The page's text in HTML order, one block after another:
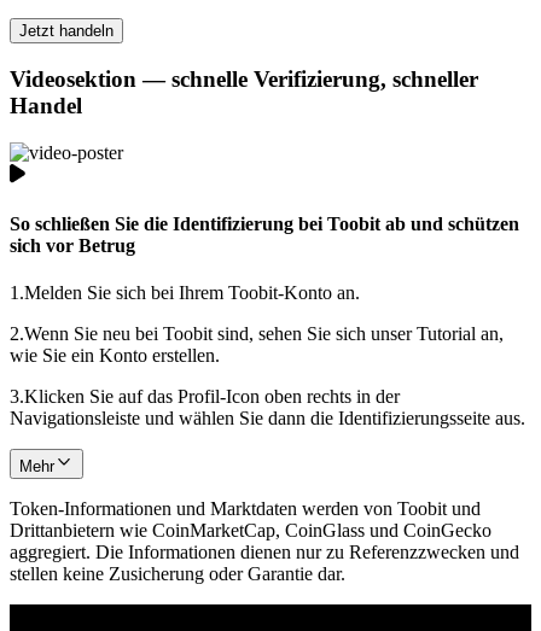
Jetzt handeln
Videosektion — schnelle Verifizierung, schneller
Handel
So schließen Sie die Identifizierung bei Toobit ab und schützen
sich vor Betrug
1.Melden Sie sich bei Ihrem Toobit-Konto an.
2.Wenn Sie neu bei Toobit sind, sehen Sie sich unser Tutorial an,
wie Sie ein Konto erstellen.
3.Klicken Sie auf das Profil-Icon oben rechts in der
Navigationsleiste und wählen Sie dann die Identifizierungsseite aus.
Mehr
Token-Informationen und Marktdaten werden von Toobit und
Drittanbietern wie CoinMarketCap, CoinGlass und CoinGecko
aggregiert. Die Informationen dienen nur zu Referenzzwecken und
stellen keine Zusicherung oder Garantie dar.